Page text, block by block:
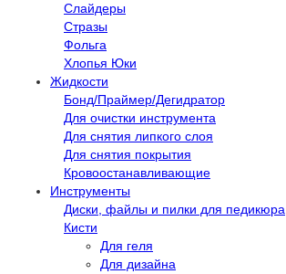
Слайдеры
Стразы
Фольга
Хлопья Юки
Жидкости
Бонд/Праймер/Дегидратор
Для очистки инструмента
Для снятия липкого слоя
Для снятия покрытия
Кровоостанавливающие
Инструменты
Диски, файлы и пилки для педикюра
Кисти
Для геля
Для дизайна